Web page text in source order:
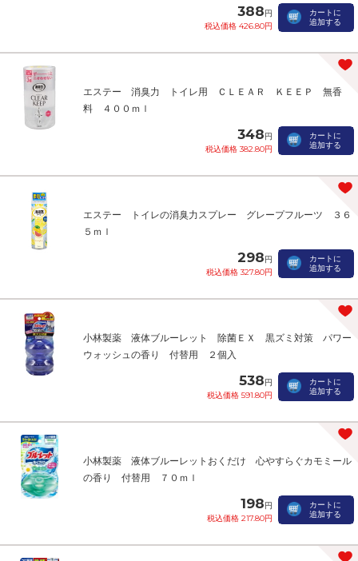
388円
税込価格 426.80円
カートに
追加する
エステー 消臭力 トイレ用 ＣＬＥＡＲ ＫＥＥＰ 無香
料 ４００ｍｌ
348円
税込価格 382.80円
カートに
追加する
エステー トイレの消臭力スプレー グレープフルーツ ３６
５ｍｌ
298円
税込価格 327.80円
カートに
追加する
小林製薬 液体ブルーレット 除菌ＥＸ 黒ズミ対策 パワー
ウォッシュの香り 付替用 ２個入
538円
税込価格 591.80円
カートに
追加する
小林製薬 液体ブルーレットおくだけ 心やすらぐカモミール
の香り 付替用 ７０ｍｌ
198円
税込価格 217.80円
カートに
追加する